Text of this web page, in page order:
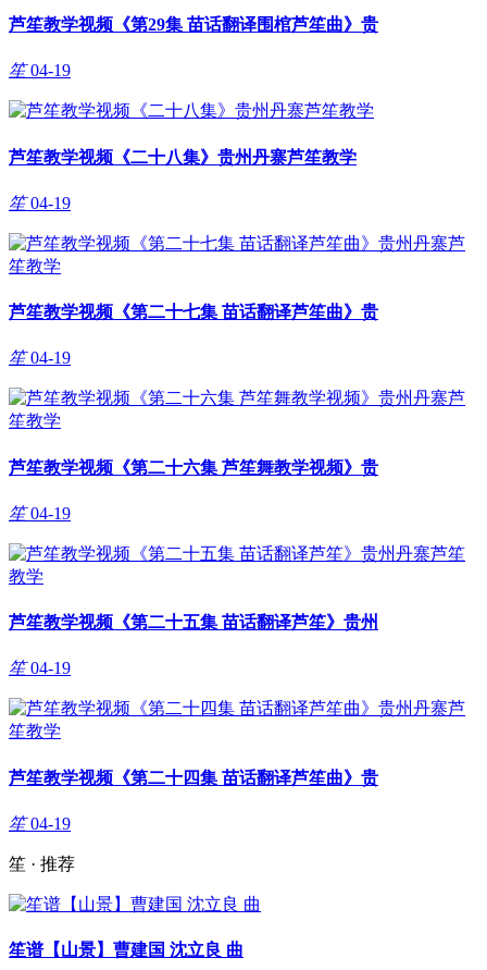
芦笙教学视频《第29集 苗话翻译围棺芦笙曲》贵
笙 04-19
芦笙教学视频《二十八集》贵州丹寨芦笙教学
笙 04-19
芦笙教学视频《第二十七集 苗话翻译芦笙曲》贵
笙 04-19
芦笙教学视频《第二十六集 芦笙舞教学视频》贵
笙 04-19
芦笙教学视频《第二十五集 苗话翻译芦笙》贵州
笙 04-19
芦笙教学视频《第二十四集 苗话翻译芦笙曲》贵
笙 04-19
笙 · 推荐
笙谱【山景】曹建国 沈立良 曲